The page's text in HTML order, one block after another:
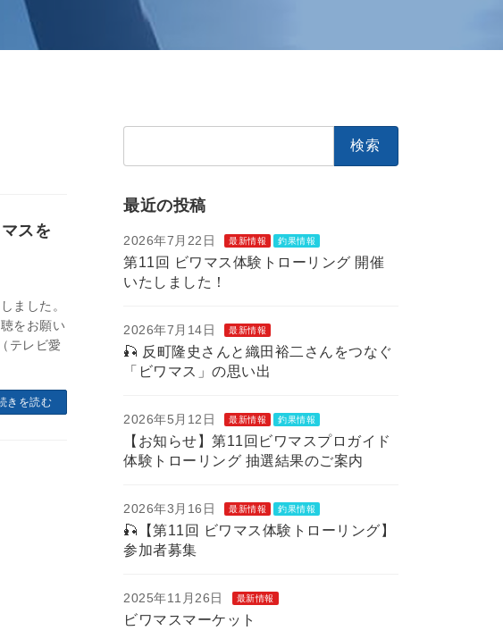
スを
ました。
をお願い
テレビ愛
きを読む
最近の投稿
2026年7月22日 最新情報 釣果情報
第11回 ビワマス体験トローリング 開催
いたしました！
2026年7月14日 最新情報
🎣 反町隆史さんと織田裕二さんをつなぐ
「ビワマス」の思い出
2026年5月12日 最新情報 釣果情報
【お知らせ】第11回ビワマスプロガイド
体験トローリング 抽選結果のご案内
2026年3月16日 最新情報 釣果情報
🎣【第11回 ビワマス体験トローリング】
参加者募集
2025年11月26日 最新情報
ビワマスマーケット